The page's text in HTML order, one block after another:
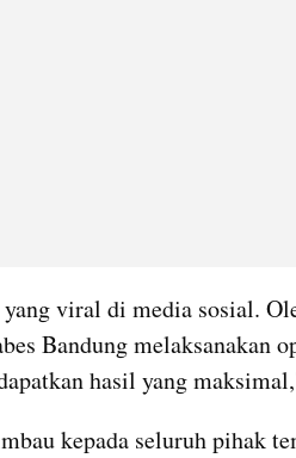
viral di media sosial.
Bandung melaksanakan
hasil yang
kepada seluruh pihak